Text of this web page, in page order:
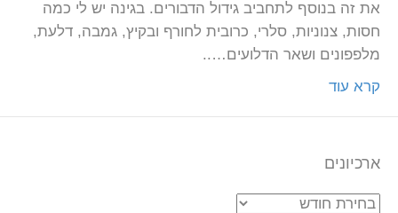
את זה בנוסף לתחביב גידול הדבורים. בגינה יש לי כמה
חסות, צנוניות, סלרי, כרובית לחורף ובקיץ, גמבה, דלעת,
מלפפונים ושאר הדלועים…..
קרא עוד
ארכיונים
ארכיונים